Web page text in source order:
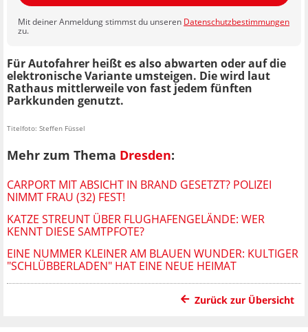
Mit deiner Anmeldung stimmst du unseren Datenschutzbestimmungen
zu.
Für Autofahrer heißt es also abwarten oder auf die
elektronische Variante umsteigen. Die wird laut
Rathaus mittlerweile von fast jedem fünften
Parkkunden genutzt.
Titelfoto: Steffen Füssel
Mehr zum Thema Dresden:
CARPORT MIT ABSICHT IN BRAND GESETZT? POLIZEI
NIMMT FRAU (32) FEST!
KATZE STREUNT ÜBER FLUGHAFENGELÄNDE: WER
KENNT DIESE SAMTPFOTE?
EINE NUMMER KLEINER AM BLAUEN WUNDER: KULTIGER
"SCHLÜBBERLADEN" HAT EINE NEUE HEIMAT
Zurück zur Übersicht